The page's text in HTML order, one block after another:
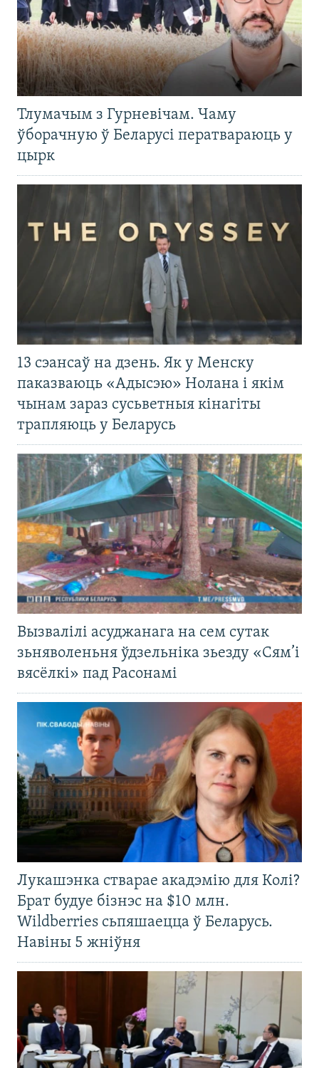
Тлумачым з Гурневічам. Чаму
ўборачную ў Беларусі ператвараюць у
цырк
13 сэансаў на дзень. Як у Менску
паказваюць «Адысэю» Нолана і якім
чынам зараз сусьветныя кінагіты
трапляюць у Беларусь
Вызвалілі асуджанага на сем сутак
зьняволеньня ўдзельніка зьезду «Сям’і
вясёлкі» пад Расонамі
Лукашэнка стварае акадэмію для Колі?
Брат будуе бізнэс на $10 млн.
Wildberries сьпяшаецца ў Беларусь.
Навіны 5 жніўня